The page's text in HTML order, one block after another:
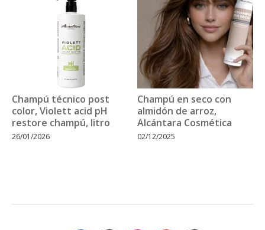
Champú técnico post
color, Violett acid pH
restore champú, litro
26/01/2026
Champú en seco con
almidón de arroz,
Alcántara Cosmética
02/12/2025